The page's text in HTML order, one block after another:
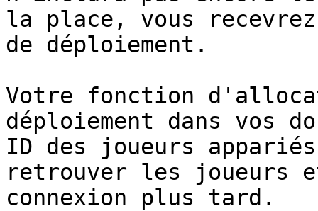
la place, vous
de déploiement.
Votre fonction
déploiement dans vos
ID des joueurs
retrouver les joueurs
connexion plus tard.